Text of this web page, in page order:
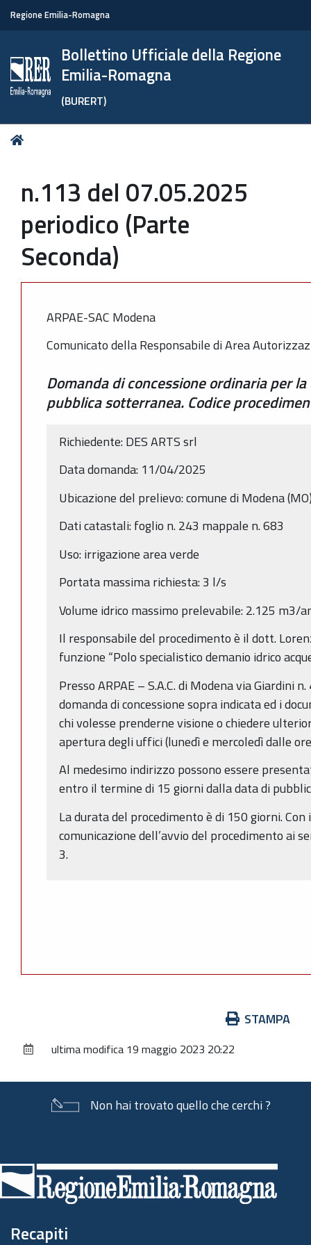
Regione Emilia-Romagna
Bollettino Ufficiale della Regione
Emilia-Romagna
(BURERT)
Tu
n.113 del 07.05.2025
periodico (Parte
Seconda)
ARPAE-SAC Modena
Comunicato della Responsabile di Area
Domanda di concessione ordinaria per
pubblica sotterranea. Codice
Richiedente: DES ARTS srl
Data domanda: 11/04/2025
Ubicazione del prelievo: comune di Modena
Dati catastali: foglio n. 243 mappale n. 683
Uso: irrigazione area verde
Portata massima richiesta: 3 l/s
Volume idrico massimo prelevabile: 2.125 m3/
Il responsabile del procedimento è il dott.
funzione “Polo specialistico demanio idrico
Presso ARPAE – S.A.C. di Modena via Giardini
domanda di concessione sopra indicata ed i
chi volesse prenderne visione o chiedere
apertura degli uffici (lunedì e mercoledì dalle
Al medesimo indirizzo possono essere
entro il termine di 15 giorni dalla data di
La durata del procedimento è di 150 giorni.
comunicazione dell’avvio del procedimento ai
3.
documento
STAMPA
ultima modifica 19 maggio 2023 20:22
Non hai trovato quello che cerchi ?
di
pagina
Recapiti